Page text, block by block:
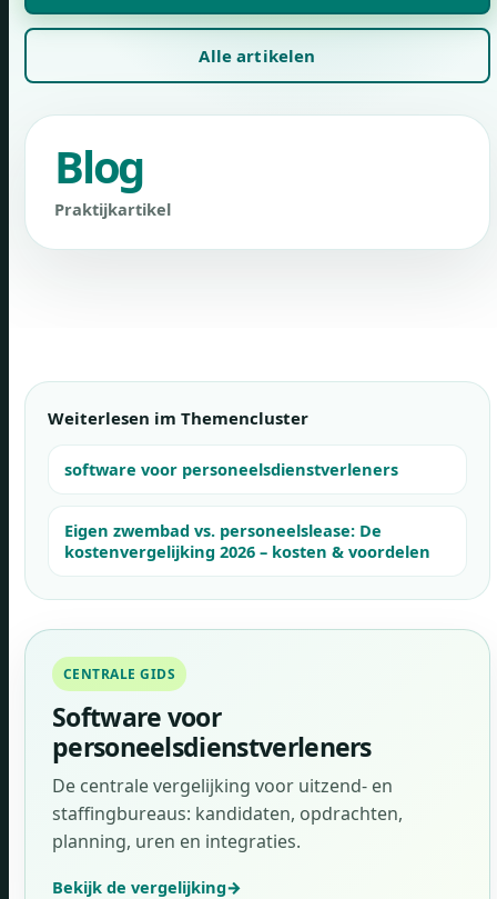
Alle artikelen
Blog
Praktijkartikel
Weiterlesen im Themencluster
software voor personeelsdienstverleners
Eigen zwembad vs. personeelslease: De
kostenvergelijking 2026 – kosten & voordelen
CENTRALE GIDS
Software voor
personeelsdienstverleners
De centrale vergelijking voor uitzend- en
staffingbureaus: kandidaten, opdrachten,
planning, uren en integraties.
Bekijk de vergelijking→